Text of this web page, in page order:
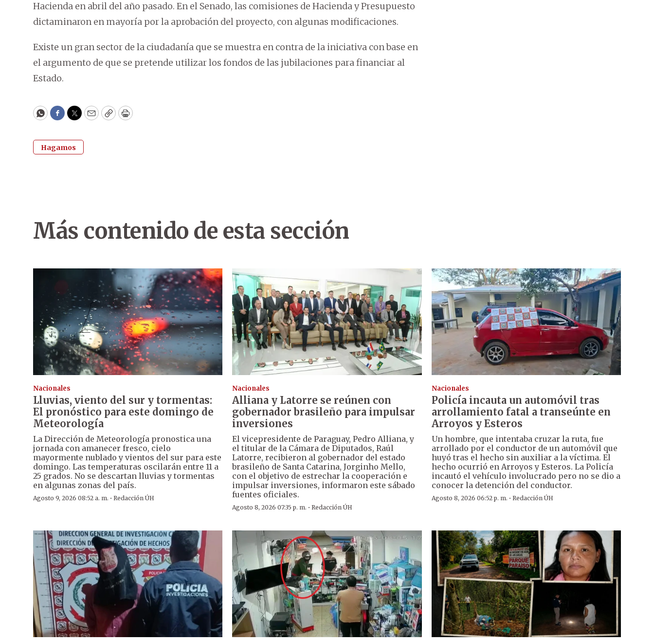
Hacienda en abril del año pasado. En el Senado, las comisiones de Hacienda y Presupuesto
dictaminaron en mayoría por la aprobación del proyecto, con algunas modificaciones.
Existe un gran sector de la ciudadanía que se muestra en contra de la iniciativa con base en
el argumento de que se pretende utilizar los fondos de las jubilaciones para financiar al
Estado.
WhatsApp
Facebook
Twitter
EmailCopyPrint
Hagamos
Más contenido de esta sección
Nacionales
Lluvias, viento del sur y tormentas:
El pronóstico para este domingo de
Meteorología
La Dirección de Meteorología pronostica una
jornada con amanecer fresco, cielo
mayormente nublado y vientos del sur para este
domingo. Las temperaturas oscilarán entre 11 a
25 grados. No se descartan lluvias y tormentas
en algunas zonas del país.
Agosto 9, 2026 08:52 a. m. · Redacción ÚH
Nacionales
Alliana y Latorre se reúnen con
gobernador brasileño para impulsar
inversiones
El vicepresidente de Paraguay, Pedro Alliana, y
el titular de la Cámara de Diputados, Raúl
Latorre, recibieron al gobernador del estado
brasileño de Santa Catarina, Jorginho Mello,
con el objetivo de estrechar la cooperación e
impulsar inversiones, informaron este sábado
fuentes oficiales.
Agosto 8, 2026 07:35 p. m. ·Redacción ÚH
Nacionales
Policía incauta un automóvil tras
arrollamiento fatal a transeúnte en
Arroyos y Esteros
Un hombre, que intentaba cruzar la ruta, fue
arrollado por el conductor de un automóvil que
huyó tras el hecho sin auxiliar a la víctima. El
hecho ocurrió en Arroyos y Esteros. La Policía
incautó el vehículo involucrado pero no se dio a
conocer la detención del conductor.
Agosto 8, 2026 06:52 p. m. · Redacción ÚH